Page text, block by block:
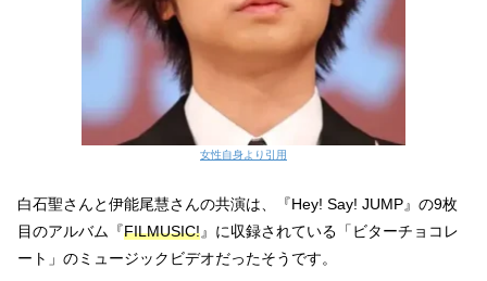
女性自身より引用
白石聖さんと伊能尾慧さんの共演は、『Hey! Say! JUMP』の9枚
目のアルバム『FILMUSIC!』に収録されている「ビターチョコレ
ート」のミュージックビデオだったそうです。